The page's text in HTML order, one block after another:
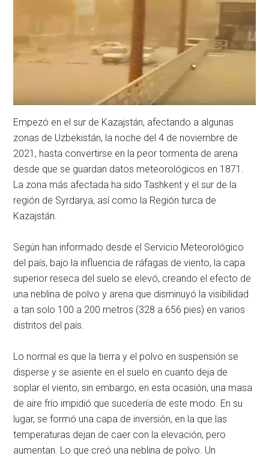
Empezó en el sur de Kazajstán, afectando a algunas
zonas de Uzbekistán, la noche del 4 de noviembre de
2021, hasta convertirse en la peor tormenta de arena
desde que se guardan datos meteorológicos en 1871.
La zona más afectada ha sido Tashkent y el sur de la
región de Syrdarya, así como la Región turca de
Kazajstán.
Según han informado desde el Servicio Meteorológico
del país, bajo la influencia de ráfagas de viento, la capa
superior reseca del suelo se elevó, creando el efecto de
una neblina de polvo y arena que disminuyó la visibilidad
a tan solo 100 a 200 metros (328 a 656 pies) en varios
distritos del país.
Lo normal es que la tierra y el polvo en suspensión se
disperse y se asiente en el suelo en cuanto deja de
soplar el viento, sin embargo, en esta ocasión, una masa
de aire frío impidió que sucedería de este modo. En su
lugar, se formó una capa de inversión, en la que las
temperaturas dejan de caer con la elevación, pero
aumentan. Lo que creó una neblina de polvo. Un